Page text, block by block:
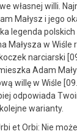
własnej willi.
Małysz i jego
legenda polskich
Małysza w Wiśle
narciarski
Adam
willę w Wiśle
odpowiada
warianty.
et Orbi: Nie